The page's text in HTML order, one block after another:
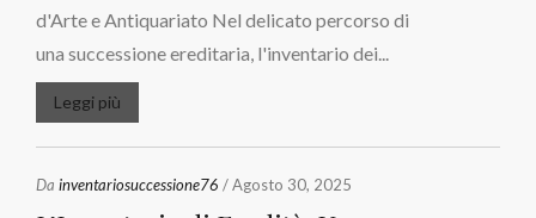
d'Arte e Antiquariato Nel delicato percorso di
una successione ereditaria, l'inventario dei...
Leggi più
Da inventariosuccessione76 / Agosto 30, 2025